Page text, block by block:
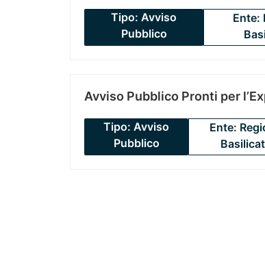
Tipo: Avviso
Pubblico
Ente:
Avviso Pubblico Pronti per
Tipo: Avviso
Pubblico
Ente: